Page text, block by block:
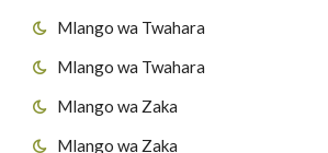
Mlango wa Twahara
Mlango wa Twahara
Mlango wa Zaka
Mlango wa Zaka